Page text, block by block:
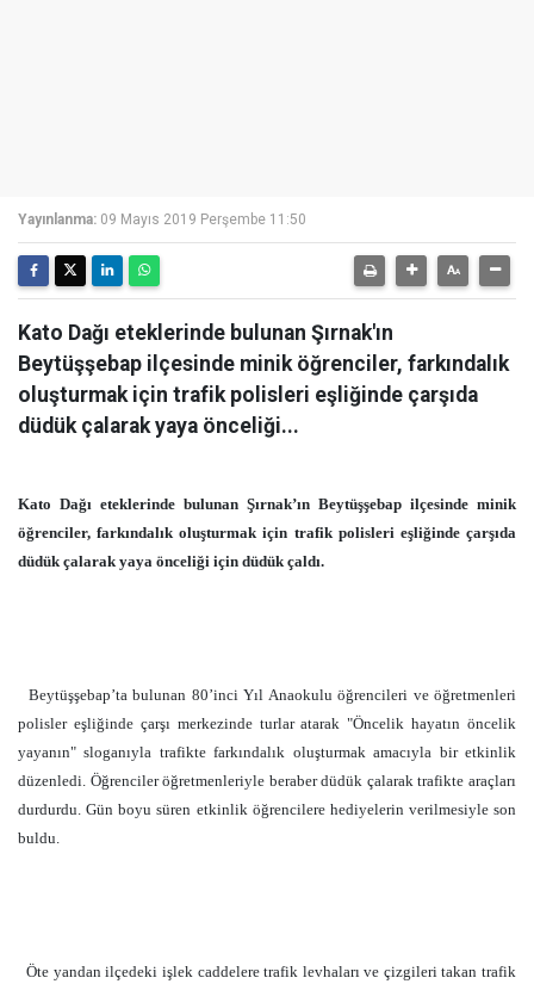
Yayınlanma: 09 Mayıs 2019 Perşembe 11:50
Kato Dağı eteklerinde bulunan Şırnak'ın
Beytüşşebap ilçesinde minik öğrenciler, farkındalık
oluşturmak için trafik polisleri eşliğinde çarşıda
düdük çalarak yaya önceliği...
Kato Dağı eteklerinde bulunan Şırnak’ın Beytüşşebap ilçesinde minik
öğrenciler, farkındalık oluşturmak için trafik polisleri eşliğinde çarşıda
düdük çalarak yaya önceliği için düdük çaldı.
Beytüşşebap’ta bulunan 80’inci Yıl Anaokulu öğrencileri ve öğretmenleri
polisler eşliğinde çarşı merkezinde turlar atarak "Öncelik hayatın öncelik
yayanın" sloganıyla trafikte farkındalık oluşturmak amacıyla bir etkinlik
düzenledi. Öğrenciler öğretmenleriyle beraber düdük çalarak trafikte araçları
durdurdu. Gün boyu süren etkinlik öğrencilere hediyelerin verilmesiyle son
buldu.
Öte yandan ilçedeki işlek caddelere trafik levhaları ve çizgileri takan trafik